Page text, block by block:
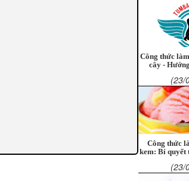
Công thức
cây -
(23/
Công thức
kem: Bí quyết
(23/